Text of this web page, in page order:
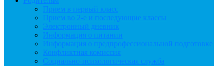
Прием в первый класс
Прием во 2-е и последующие классы
Электронный дневник
Информация о питании
Информация о предпрофессиональной подготовке
Конфликтная комиссия
Социально-психологическая служба